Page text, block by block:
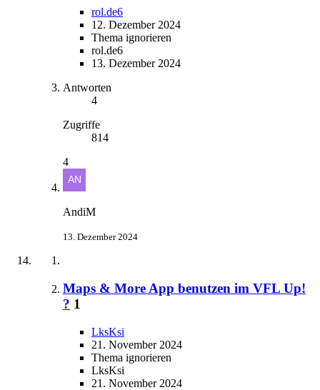
rol.de6
12. Dezember 2024
Thema ignorieren
rol.de6
13. Dezember 2024
Antworten
4
Zugriffe
814
4
AndiM
13. Dezember 2024
Maps & More App benutzen im VFL Up!
? 1
LksKsi
21. November 2024
Thema ignorieren
LksKsi
21. November 2024